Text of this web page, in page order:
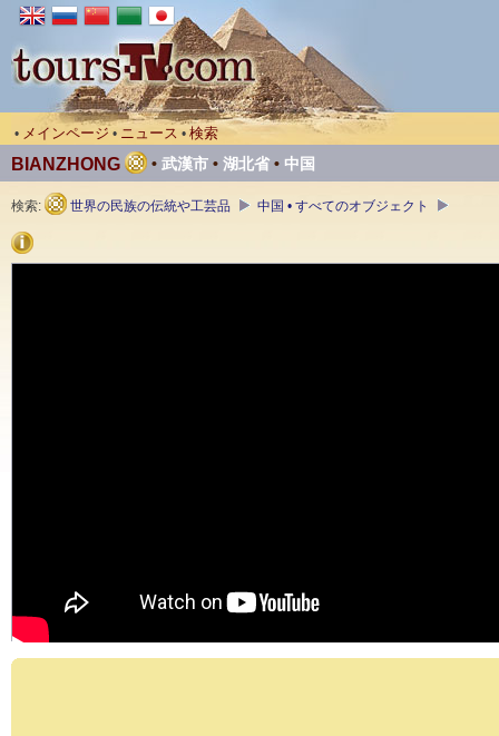
• メインページ • ニュース • 検索
BIANZHONG • 武漢市 • 湖北省 • 中国
検索: 世界の民族の伝統や工芸品 中国 • すべてのオブジェクト